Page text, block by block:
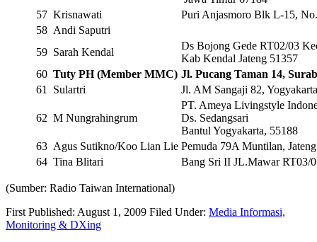
57 Krisnawati
Puri Anjasmoro Blk L-15,
58 Andi Saputri
59 Sarah Kendal
Ds Bojong Gede RT02/03
Kab Kendal Jateng 51357
60 Tuty PH (Member MMC) Jl. Pucang Taman 14,
61
Sulartri Jl. AM Sangaji 82,
62 M Nungrahingrum
PT. Ameya Livingstyle
Ds. Sedangsari
Bantul Yogyakarta, 55188
63 Agus Sutikno/Koo Lian Lie Pemuda 79A Muntilan, Jateng
64 Tina Blitari Bang Sri II JL.Mawar RT03/
(Sumber: Radio Taiwan International)
First Published: August 1, 2009 Filed Under: Media Informasi,
Monitoring & DXing